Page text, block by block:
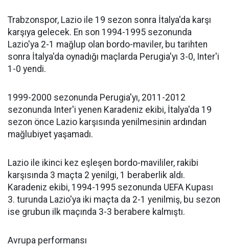
Trabzonspor, Lazio ile 19 sezon sonra İtalya'da karşı
karşıya gelecek. En son 1994-1995 sezonunda
Lazio'ya 2-1 mağlup olan bordo-maviler, bu tarihten
sonra İtalya'da oynadığı maçlarda Perugia'yı 3-0, Inter'i
1-0 yendi.
1999-2000 sezonunda Perugia'yı, 2011-2012
sezonunda Inter'i yenen Karadeniz ekibi, İtalya'da 19
sezon önce Lazio karşısında yenilmesinin ardından
mağlubiyet yaşamadı.
Lazio ile ikinci kez eşleşen bordo-mavililer, rakibi
karşısında 3 maçta 2 yenilgi, 1 beraberlik aldı.
Karadeniz ekibi, 1994-1995 sezonunda UEFA Kupası
3. turunda Lazio'ya iki maçta da 2-1 yenilmiş, bu sezon
ise grubun ilk maçında 3-3 berabere kalmıştı.
Avrupa performansı